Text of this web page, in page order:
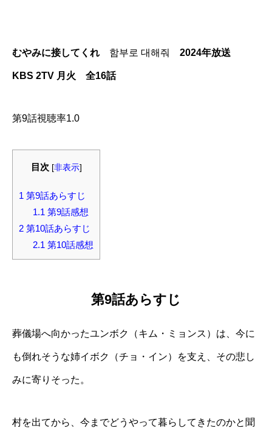
むやみに接してくれ 함부로 대해줘 2024年放送
KBS 2TV 月火 全16話
第9話視聴率1.0
目次 [非表示]
1 第9話あらすじ
1.1 第9話感想
2 第10話あらすじ
2.1 第10話感想
第9話あらすじ
葬儀場へ向かったユンボク（キム・ミョンス）は、今に
も倒れそうな姉イボク（チョ・イン）を支え、その悲し
みに寄りそった。
村を出てから、今までどうやって暮らしてきたのかと聞